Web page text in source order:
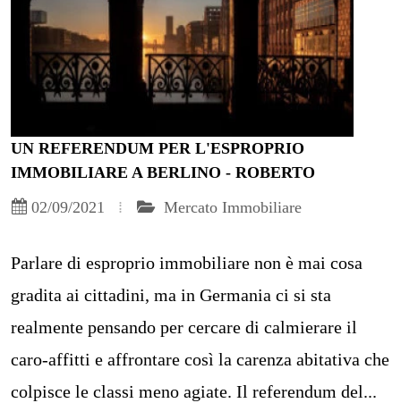
UN REFERENDUM PER L'ESPROPRIO
IMMOBILIARE A BERLINO - ROBERTO
02/09/2021
Mercato Immobiliare
Parlare di esproprio immobiliare non è mai cosa
gradita ai cittadini, ma in Germania ci si sta
realmente pensando per cercare di calmierare il
caro-affitti e affrontare così la carenza abitativa che
colpisce le classi meno agiate. Il referendum del...